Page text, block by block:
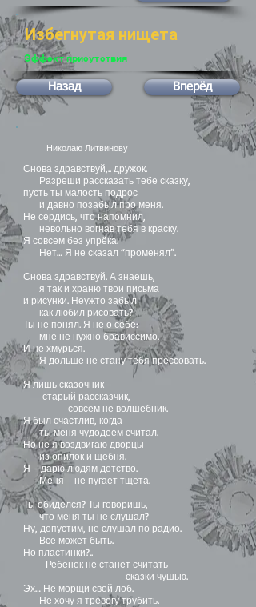
Избегнутая нищета
Эффект присутствия
Назад Вперёд
Николаю Литвинову
Снова здравствуй,.. дружок.
Разреши рассказать тебе сказку,
пусть ты малость подрос
и давно позабыл про меня.
Не сердись, что напомнил,
невольно вогнав тебя в краску.
Я совсем без упрёка.
Нет… Я не сказал “променял”.
Снова здравствуй. А знаешь,
я так и храню твои письма
и рисунки. Неужто забыл
как любил рисовать?
Ты не понял. Я не о себе:
мне не нужно брависсимо.
И не хмурься.
Я дольше не стану тебя прессовать.
Я лишь сказочник –
старый рассказчик,
совсем не волшебник.
Я был счастлив, когда
ты меня чудодеем считал.
Но не я воздвигаю дворцы
из опилок и щебня.
Я – дарю людям детство.
Меня – не пугает тщета.
Ты обиделся? Ты говоришь,
что меня ты не слушал?
Ну, допустим, не слушал по радио.
Всё может быть.
Но пластинки?..
Ребёнок не станет считать
сказки чушью.
Эх… Не морщи свой лоб.
Не хочу я тревогу трубить.